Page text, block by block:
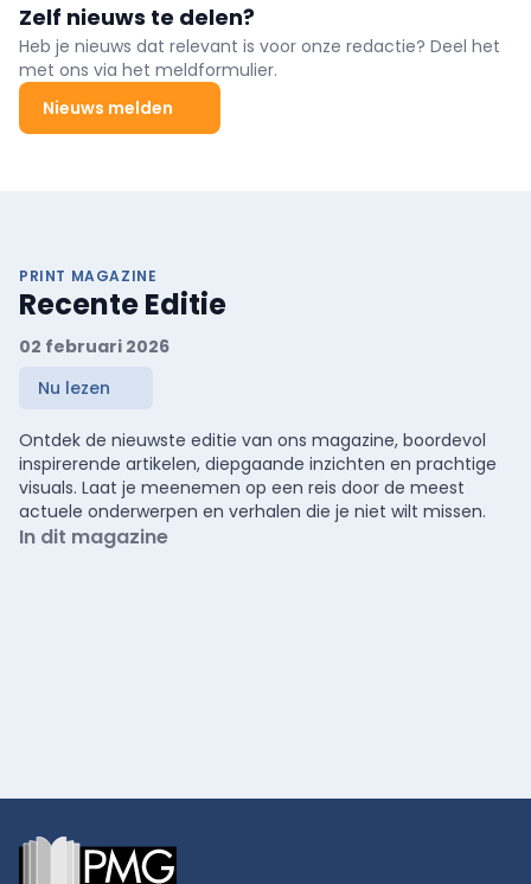
Zelf nieuws te delen?
Heb je nieuws dat relevant is voor onze redactie? Deel het
met ons via het meldformulier.
Nieuws melden
PRINT MAGAZINE
Recente Editie
02 februari 2026
Nu lezen
Ontdek de nieuwste editie van ons magazine, boordevol
inspirerende artikelen, diepgaande inzichten en prachtige
visuals. Laat je meenemen op een reis door de meest
actuele onderwerpen en verhalen die je niet wilt missen.
In dit magazine
Footer